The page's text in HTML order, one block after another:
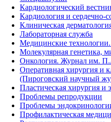
Кардиологический
Кардиология и сердечно-
Клиническая
Лабораторная служба
Медицинские
Молекулярная генетика,
Онкология. Журнал им.
Оперативная хирургия и
(Пироговский научный
Пластическая хирургия и
Проблемы репродукции
Проблемы
Профилактическая